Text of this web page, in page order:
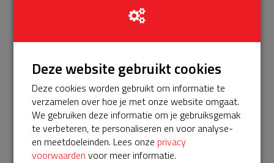
Het servicepakket van onze BuurtAED verloopt bijna en
moet worden verlengd, zodat onze AED gebruiksklaar
blijft. Help je mee? Doneer voor ons servicepakket! De AED
hangt aan de achterzijde van de woning aan de garage van
huisnummer 24
𝕏
Deze website gebruikt cookies
Deze cookies worden gebruikt om informatie te
verzamelen over hoe je met onze website omgaat.
We gebruiken deze informatie om je gebruiksgemak
te verbeteren, te personaliseren en voor analyse-
en meetdoeleinden. Lees onze privacy
voorwaarden voor meer informatie.